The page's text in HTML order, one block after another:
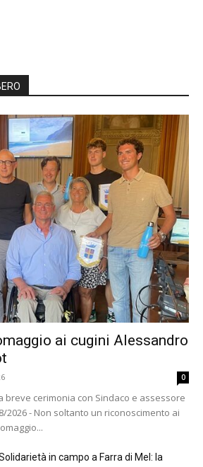
ai cugini Alessandro
0
breve cerimonia con Sindaco e assessore
2026 - Non soltanto un riconoscimento ai
in campo a Farra di Mel: la